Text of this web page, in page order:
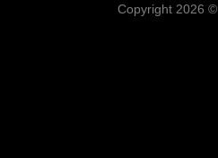
Copyright 2026 ©